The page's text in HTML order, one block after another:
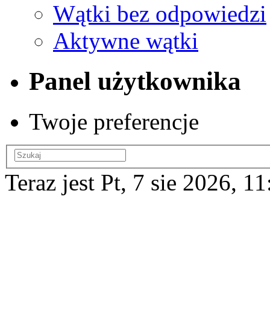
Wątki bez odpowiedzi
Aktywne wątki
Panel użytkownika
Twoje preferencje
Teraz jest Pt, 7 sie 2026,